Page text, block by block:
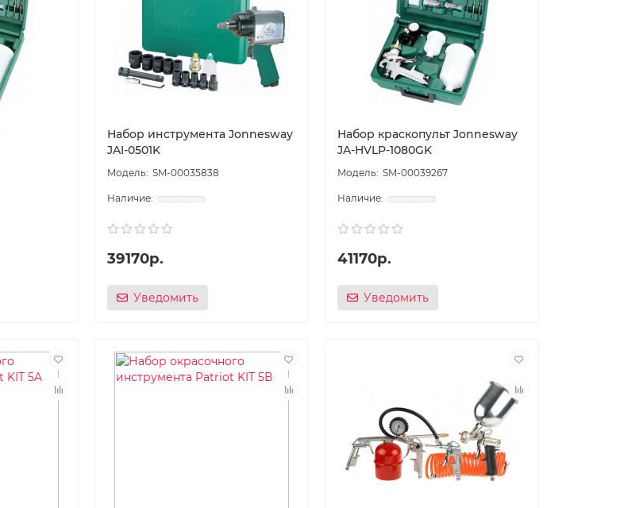
Набор инструмента Jonnesway
JAI-0501K
SM-00035838
39170р.
Уведомить
Набор краскопульт Jonnesway
JA-HVLP-1080GK
SM-00039267
41170р.
Уведомить